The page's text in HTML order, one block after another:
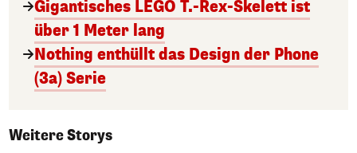
Gigantisches LEGO T.-Rex-Skelett ist
über 1 Meter lang
Nothing enthüllt das Design der Phone
(3a) Serie
Weitere Storys